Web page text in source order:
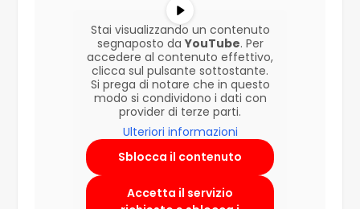
Stai visualizzando un contenuto
segnaposto daYouTube. Per
accedere al contenuto effettivo,
clicca sul pulsante sottostante.
Si prega di notare che in questo
modo si condividono i dati con
provider di terze parti.
Ulteriori informazioni
Sblocca il contenuto
Accetta il servizio